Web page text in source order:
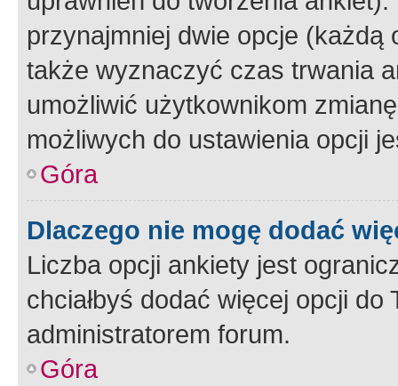
przynajmniej dwie opcje
także wyznaczyć czas trwania
umożliwić użytkownikom
możliwych do ustawienia opcji
Góra
Dlaczego nie mogę dodać
Liczba opcji ankiety jest
chciałbyś dodać więcej opcji
administratorem forum.
Góra